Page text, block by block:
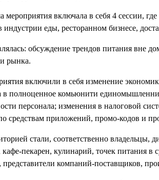
включала в себя 4 сессии,
индустрии еды, ресторанном бизнесе,
обсуждение трендов питания вне
рынка.
включили в себя изменение
в полноценное комьюнити
персонала; изменения в налоговой
средствам приложений, промо-кодов и
стали, соответственно владельцы,
пекарен, кулинарий, точек питания в
представители компаний-поставщиков,